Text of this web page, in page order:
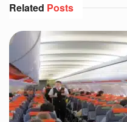
Related Posts